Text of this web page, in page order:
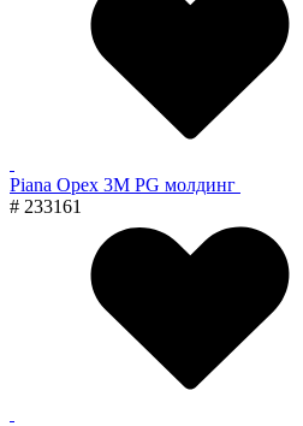
Piana Орех 3M PG молдинг
# 233161